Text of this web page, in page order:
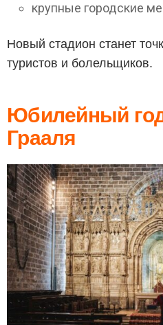
крупные городские
Новый стадион станет
туристов и болельщиков.
Юбилейный
Грааля